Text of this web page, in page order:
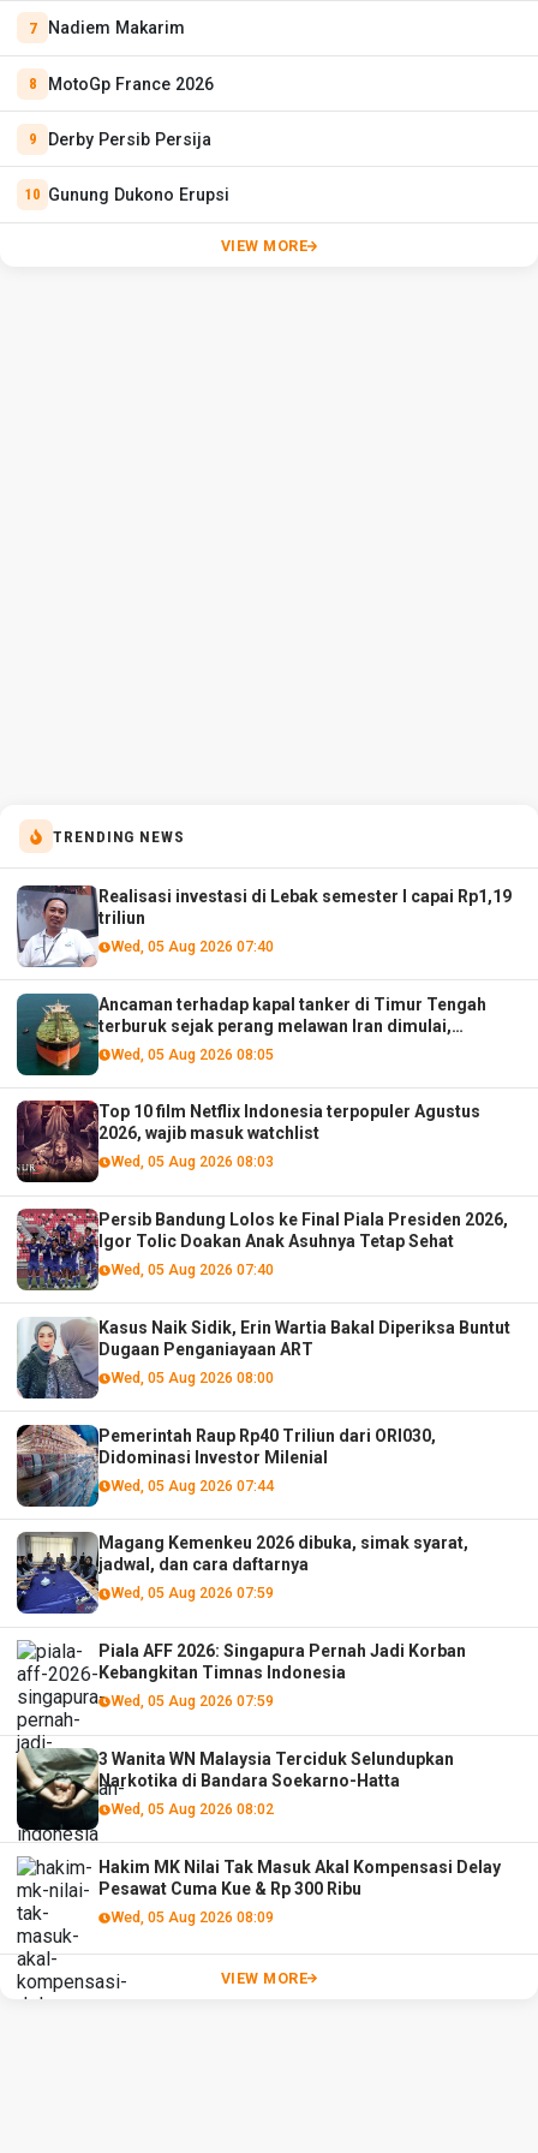
Nadiem Makarim
MotoGp France 2026
Derby Persib Persija
Gunung Dukono Erupsi
VIEW MORE
TRENDING NEWS
Realisasi investasi di Lebak semester I capai Rp1,19
triliun
Wed, 05 Aug 2026 07:40
Ancaman terhadap kapal tanker di Timur Tengah
terburuk sejak perang melawan Iran dimulai,
menurut analis
Wed, 05 Aug 2026 08:05
Top 10 film Netflix Indonesia terpopuler Agustus
2026, wajib masuk watchlist
Wed, 05 Aug 2026 08:03
Persib Bandung Lolos ke Final Piala Presiden 2026,
Igor Tolic Doakan Anak Asuhnya Tetap Sehat
Wed, 05 Aug 2026 07:40
Kasus Naik Sidik, Erin Wartia Bakal Diperiksa Buntut
Dugaan Penganiayaan ART
Wed, 05 Aug 2026 08:00
Pemerintah Raup Rp40 Triliun dari ORI030,
Didominasi Investor Milenial
Wed, 05 Aug 2026 07:44
Magang Kemenkeu 2026 dibuka, simak syarat,
jadwal, dan cara daftarnya
Wed, 05 Aug 2026 07:59
Piala AFF 2026: Singapura Pernah Jadi Korban
Kebangkitan Timnas Indonesia
Wed, 05 Aug 2026 07:59
3 Wanita WN Malaysia Terciduk Selundupkan
Narkotika di Bandara Soekarno-Hatta
Wed, 05 Aug 2026 08:02
Hakim MK Nilai Tak Masuk Akal Kompensasi Delay
Pesawat Cuma Kue & Rp 300 Ribu
Wed, 05 Aug 2026 08:09
VIEW MORE